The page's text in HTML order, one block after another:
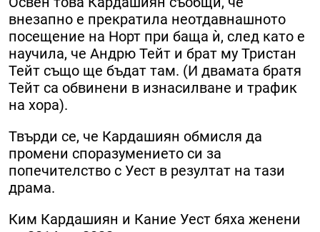
внезапно е прекратила неотдавнашното
посещение на Норт при баща ѝ, след като е
научила, че Андрю Тейт и брат му Тристан
Тейт също ще бъдат там. (И двамата братя
Тейт са обвинени в изнасилване и трафик
на хора).
Твърди се, че Кардашиян обмисля да
промени споразумението си за
попечителство с Уест в резултат на тази
драма.
Ким Кардашиян и Кание Уест бяха женени